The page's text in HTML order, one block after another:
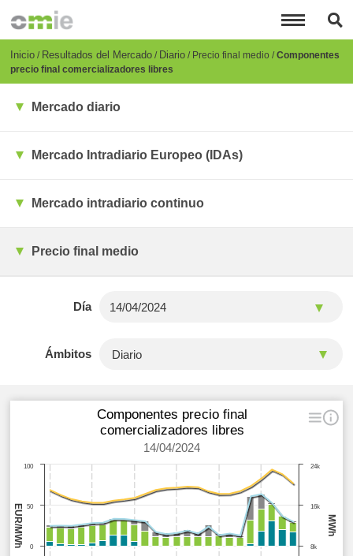
principal
Breadcrumb
Inicio Resultados del Mercado Diario Precio final medio Componentes
precio final comercializadores libres
Mercado diario
Mercado Intradiario Europeo (IDAs)
Mercado intradiario continuo
Precio final medio
Día
Ámbitos
MWh
EUR/MWh
Componentes precio final
comercializadores libres
14/04/2024
24k
8k
16k
0
50
100